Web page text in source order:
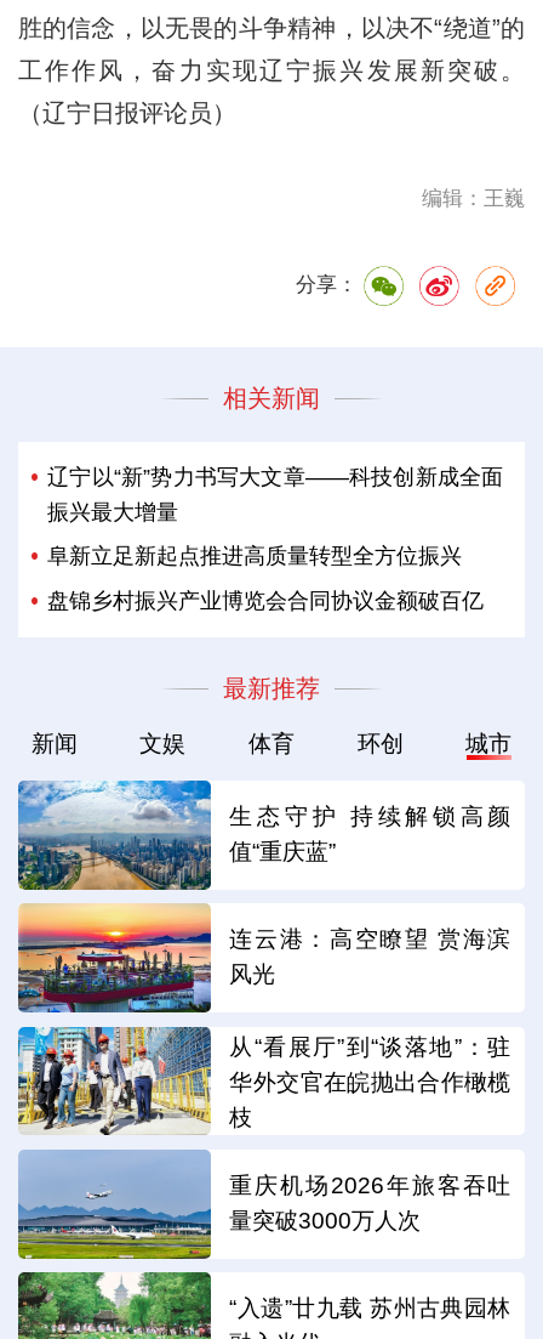
胜的信念，以无畏的斗争精神，以决不“绕道”的
工作作风，奋力实现辽宁振兴发展新突破。
（辽宁日报评论员）
编辑：王巍
分享：
相关新闻
辽宁以“新”势力书写大文章——科技创新成全面
振兴最大增量
阜新立足新起点推进高质量转型全方位振兴
盘锦乡村振兴产业博览会合同协议金额破百亿
最新推荐
新闻 文娱 体育 环创 城市
生态守护 持续解锁高颜
值“重庆蓝”
连云港：高空瞭望 赏海滨
风光
从“看展厅”到“谈落地”：驻
华外交官在皖抛出合作橄榄
枝
重庆机场2026年旅客吞吐
量突破3000万人次
“入遗”廿九载 苏州古典园林